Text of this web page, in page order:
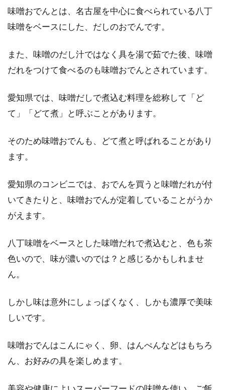
体重が気になる人も大丈夫！カロリ
普段口にしているクッキーはバターたっぷり、
ー控えめとは...
女性は体重よりも見た目を重視した
女性の皆さんが一度は気にしたことがあるであ
感じる見た目...
グルテンフリーパンのダイエット効
果やカロリーを徹底解説！
は、ハリウッドセレブやモデルさんなどにも人
ダイエット目的のウォーキングは早
味噌おでんとは、名古屋を中心に食べられている八丁
味噌をベースにした、だしのおでんです。
また、味噌のだし汁ではなく具を湯で茹でた後、味噌
だれをつけて食べるのも味噌おでんとされています。
愛知県では、味噌だしで煮込む料理を総称して「ど
て」「どて煮」と呼ぶことがあります。
そのため味噌おでんも、どて煮と呼ばれることがあり
ます。
愛知県のコンビニでは、おでんを買うと味噌だれが付
いてきたりと、味噌おでんが定着していることがうか
がえます。
八丁味噌をベースとした味噌だれで煮込むと、色も茶
色いので、味が濃いのでは？と感じるかもしれませ
ん。
しかし味は意外にしょっぱくなく、しかも濃厚で美味
しいです。
味噌おでんはこんにゃく、卵、はんぺんなどはもちろ
ん、お好みの具を楽しめます。